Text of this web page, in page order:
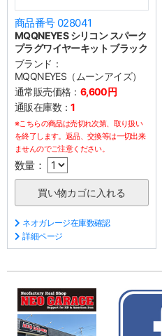
商品番号 028041
MQQNEYES シリコン スパーク
プラグワイヤーキット ブラック
ブランド：
MQQNEYES（ムーンアイズ）
通常販売価格： 6,600円
通販在庫数：1
※こちらの商品は売切れ次第、取り扱い
を終了します。返品、交換等は一切出来
ませんのでご注意ください。
数量：
ネオガレージ在庫数確認
詳細ページ